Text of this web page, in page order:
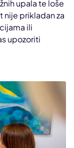
upala te loše
nije prikladan za
ili
upozoriti